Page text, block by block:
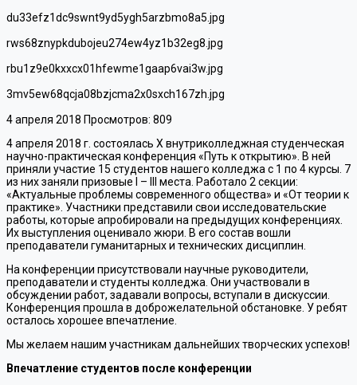
du33efz1dc9swnt9yd5ygh5arzbmo8a5.jpg
rws68znypkdubojeu274ew4yz1b32eg8.jpg
rbu1z9e0kxxcx01hfewme1gaap6vai3w.jpg
3mv5ew68qcja08bzjcma2x0sxch167zh.jpg
4 апреля 2018 Просмотров: 809
4 апреля 2018 г. состоялась X внутриколледжная студенческая
научно-практическая конференция «Путь к открытию». В ней
приняли участие 15 студентов нашего колледжа с 1 по 4 курсы. 7
из них заняли призовые I – III места. Работало 2 секции:
«Актуальные проблемы современного общества» и «От теории к
практике». Участники представили свои исследовательские
работы, которые апробировали на предыдущих конференциях.
Их выступления оценивало жюри. В его состав вошли
преподаватели гуманитарных и технических дисциплин.
На конференции присутствовали научные руководители,
преподаватели и студенты колледжа. Они участвовали в
обсуждении работ, задавали вопросы, вступали в дискуссии.
Конференция прошла в доброжелательной обстановке. У ребят
осталось хорошее впечатление.
Мы желаем нашим участникам дальнейших творческих успехов!
Впечатление студентов после конференции